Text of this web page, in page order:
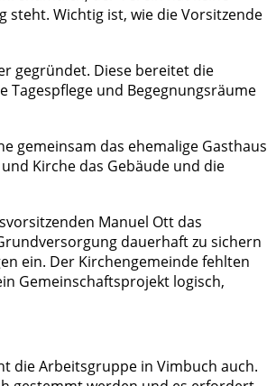
steht. Wichtig ist, wie die Vorsitzende
gegründet. Diese bereitet die
und Begegnungsräume
gemeinsam das ehemalige Gasthaus
Kirche das Gebäude und die
Manuel Ott das
dauerhaft zu sichern
ein. Der Kirchengemeinde fehlten
Gemeinschaftsprojekt logisch,
die Arbeitsgruppe in Vimbuch auch.